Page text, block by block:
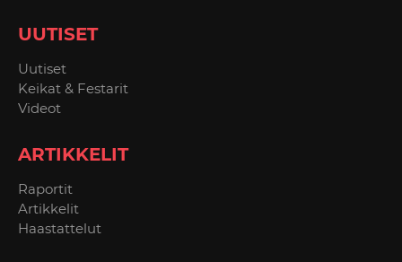
UUTISET
Uutiset
Keikat & Festarit
Videot
ARTIKKELIT
Raportit
Artikkelit
Haastattelut